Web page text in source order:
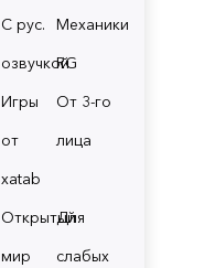
С рус.
озвучкой
Механики
RG
Игры
от
xatab
От 3-го
лица
Открытый
мир
Для
слабых